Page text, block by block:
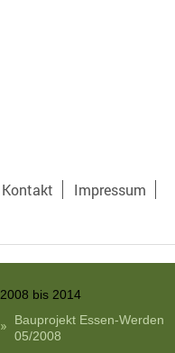
Kontakt
Impressum
2008 bis 2014
Bauprojekt Essen-Werden
05/2008